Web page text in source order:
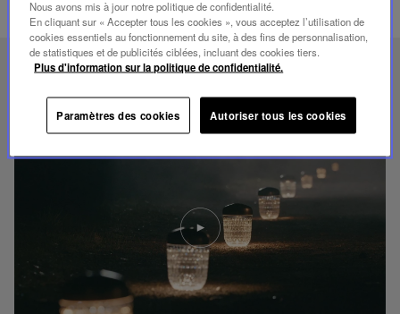
PRODUITS ASSOCIÉS
FOLIA
SAVOIR-FAIRE UNIQUE
Lire
la
video
Youtube
video,
Folia
mini
Nous avons mis à jour notre politique de confidentialité.
En cliquant sur « Accepter tous les cookies », vous acceptez l’utilisation de
cookies essentiels au fonctionnement du site, à des fins de personnalisation,
de statistiques et de publicités ciblées, incluant des cookies tiers.
Plus d'information sur la politique de confidentialité.
Paramètres des cookies Autoriser tous les cookies